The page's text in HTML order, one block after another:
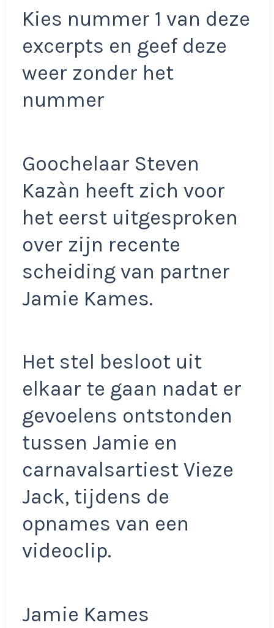
Kies nummer 1 van deze
excerpts en geef deze
weer zonder het
nummer
Goochelaar Steven
Kazàn heeft zich voor
het eerst uitgesproken
over zijn recente
scheiding van partner
Jamie Kames.
Het stel besloot uit
elkaar te gaan nadat er
gevoelens ontstonden
tussen Jamie en
carnavalsartiest Vieze
Jack, tijdens de
opnames van een
videoclip.
Jamie Kames